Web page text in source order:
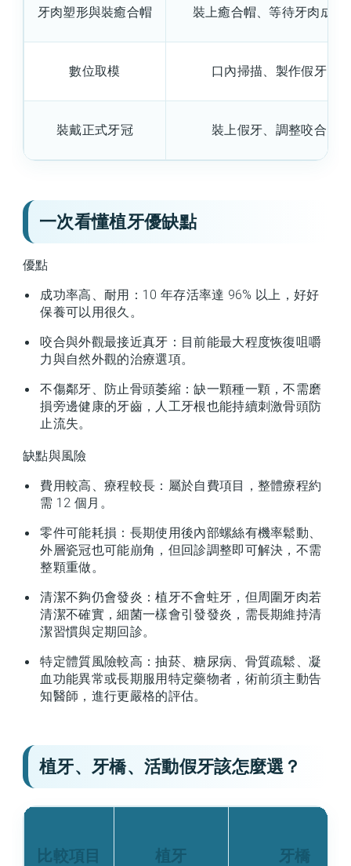
牙肉塑形與裝癒合帽 裝上癒合帽、等待牙肉成形
數位取模 口內掃描、製作假牙
裝戴正式牙冠 裝上假牙、調整咬合
一次看懂植牙優缺點
優點
成功率高、耐用：10 年存活率達 96% 以上，好好
保養可以用很久。
咬合與外觀最接近真牙：目前能最大程度恢復咀嚼
力與自然外觀的治療選項。
不傷鄰牙、防止骨頭萎縮：缺一顆種一顆，不需磨
損旁邊健康的牙齒，人工牙根也能持續刺激骨頭防
止流失。
缺點與風險
費用較高、療程較長：屬於自費項目，整體療程約
需 12 個月。
零件可能耗損：長期使用後內部螺絲有機率鬆動、
外層瓷冠也可能崩角，但回診調整即可解決，不需
整顆重做。
清潔不夠仍會發炎：植牙不會蛀牙，但周圍牙肉若
清潔不確實，細菌一樣會引發發炎，需長期維持清
潔習慣與定期回診。
特定體質風險較高：抽菸、糖尿病、骨質疏鬆、凝
血功能異常或長期服用特定藥物者，術前須主動告
知醫師，進行更嚴格的評估。
植牙、牙橋、活動假牙該怎麼選？
比較項目 植牙 牙橋